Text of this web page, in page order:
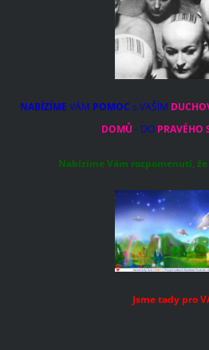
NABÍZÍME VÁM POMOC s VAŠÍM
DOMŮ - DO PRAVÉHO
Nabízíme Vám rozpomenutí, že
Jsme tady pro